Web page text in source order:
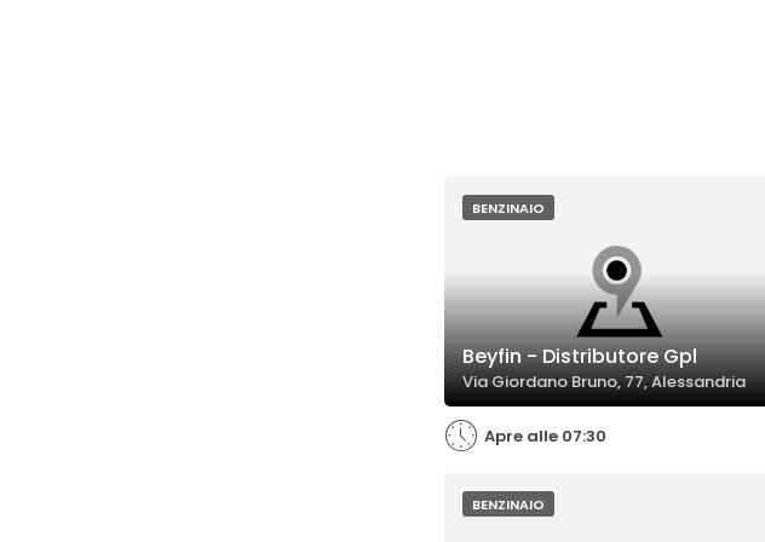
BENZINAIO
Beyfin - Distributore Gpl
Via Giordano Bruno, 77, Alessandria
Apre alle 07:30
BENZINAIO